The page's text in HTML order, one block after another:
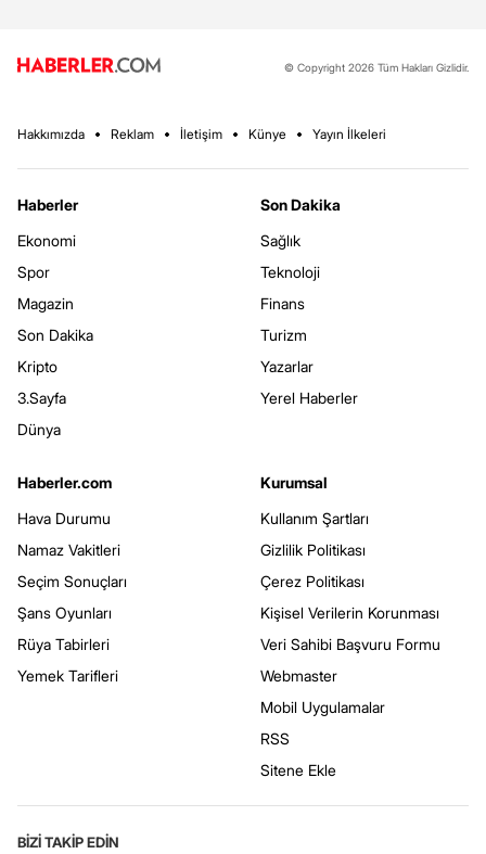
© Copyright 2026 Tüm Hakları Gizlidir.
Hakkımızda Reklam İletişim Künye Yayın İlkeleri
Haberler
Ekonomi
Spor
Magazin
Son Dakika
Kripto
3.Sayfa
Dünya
Son Dakika
Sağlık
Teknoloji
Finans
Turizm
Yazarlar
Yerel Haberler
Haberler.com
Hava Durumu
Namaz Vakitleri
Seçim Sonuçları
Şans Oyunları
Rüya Tabirleri
Yemek Tarifleri
Kurumsal
Kullanım Şartları
Gizlilik Politikası
Çerez Politikası
Kişisel Verilerin Korunması
Veri Sahibi Başvuru Formu
Webmaster
Mobil Uygulamalar
RSS
Sitene Ekle
BİZİ TAKİP EDİN